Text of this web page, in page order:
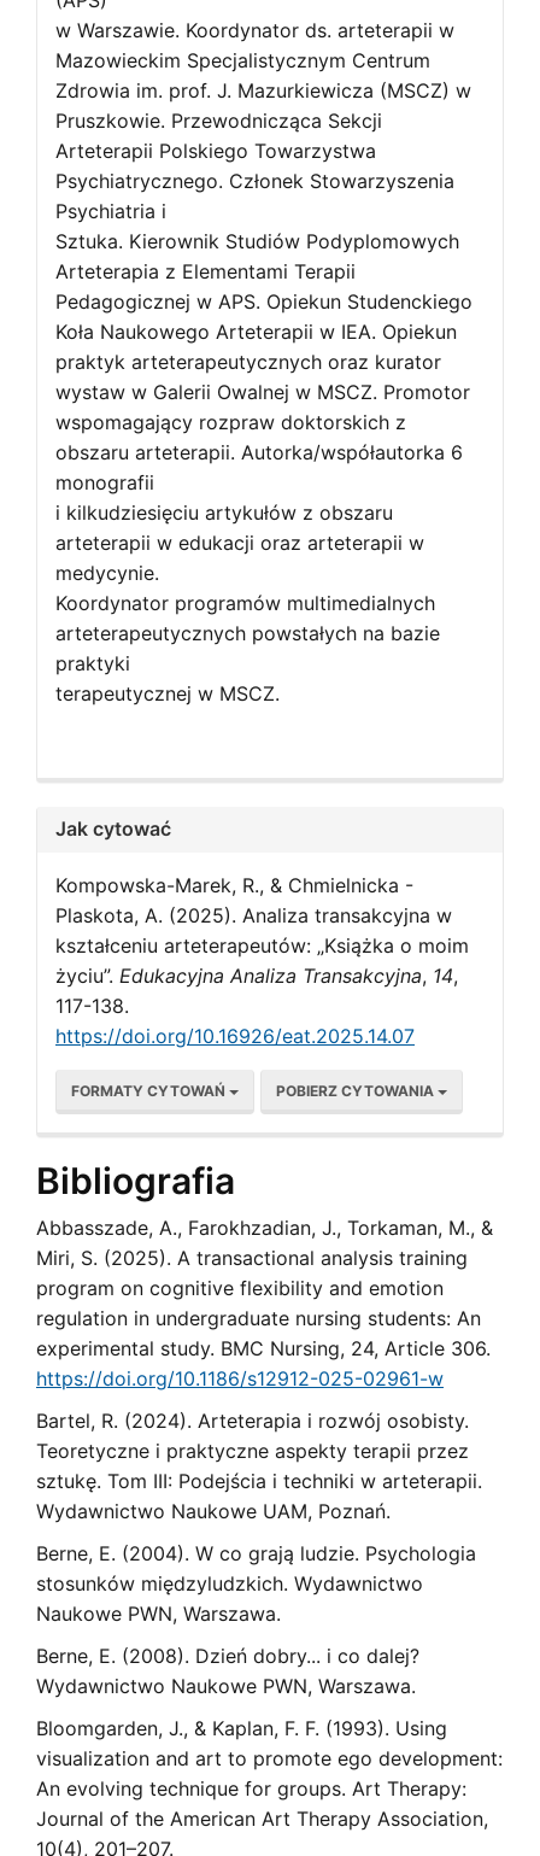
w Warszawie. Koordynator ds. arteterapii w
Mazowieckim Specjalistycznym Centrum
Zdrowia im. prof. J. Mazurkiewicza (MSCZ) w
Pruszkowie. Przewodnicząca Sekcji
Arteterapii Polskiego Towarzystwa
Psychiatrycznego. Członek Stowarzyszenia
Psychiatria i
Sztuka. Kierownik Studiów Podyplomowych
Arteterapia z Elementami Terapii
Pedagogicznej w APS. Opiekun Studenckiego
Koła Naukowego Arteterapii w IEA. Opiekun
praktyk arteterapeutycznych oraz kurator
wystaw w Galerii Owalnej w MSCZ. Promotor
wspomagający rozpraw doktorskich z
obszaru arteterapii. Autorka/współautorka 6
monografii
i kilkudziesięciu artykułów z obszaru
arteterapii w edukacji oraz arteterapii w
medycynie.
Koordynator programów multimedialnych
arteterapeutycznych powstałych na bazie
praktyki
terapeutycznej w MSCZ.
Jak cytować
Kompowska-Marek, R., & Chmielnicka -
Plaskota, A. (2025). Analiza transakcyjna w
kształceniu arteterapeutów: „Książka o moim
życiu”. Edukacyjna Analiza Transakcyjna, 14,
117-138.
https://doi.org/10.16926/eat.2025.14.07
FORMATY CYTOWAŃ POBIERZ CYTOWANIA
Bibliografia
Abbasszade, A., Farokhzadian, J., Torkaman, M., &
Miri, S. (2025). A transactional analysis training
program on cognitive flexibility and emotion
regulation in undergraduate nursing students: An
experimental study. BMC Nursing, 24, Article 306.
https://doi.org/10.1186/s12912-025-02961-w
Bartel, R. (2024). Arteterapia i rozwój osobisty.
Teoretyczne i praktyczne aspekty terapii przez
sztukę. Tom III: Podejścia i techniki w arteterapii.
Wydawnictwo Naukowe UAM, Poznań.
Berne, E. (2004). W co grają ludzie. Psychologia
stosunków międzyludzkich. Wydawnictwo
Naukowe PWN, Warszawa.
Berne, E. (2008). Dzień dobry... i co dalej?
Wydawnictwo Naukowe PWN, Warszawa.
Bloomgarden, J., & Kaplan, F. F. (1993). Using
visualization and art to promote ego development:
An evolving technique for groups. Art Therapy:
Journal of the American Art Therapy Association,
10(4), 201–207.